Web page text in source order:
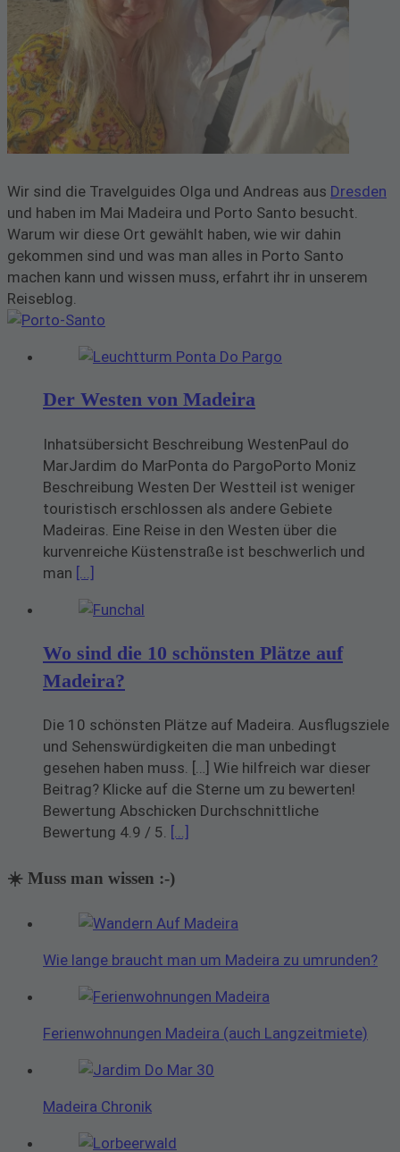
Wir sind die Travelguides Olga und Andreas aus Dresden
und haben im Mai Madeira und Porto Santo besucht.
Warum wir diese Ort gewählt haben, wie wir dahin
gekommen sind und was man alles in Porto Santo
machen kann und wissen muss, erfahrt ihr in unserem
Reiseblog.
Der Westen von Madeira
Inhatsübersicht Beschreibung WestenPaul do
MarJardim do MarPonta do PargoPorto Moniz
Beschreibung Westen Der Westteil ist weniger
touristisch erschlossen als andere Gebiete
Madeiras. Eine Reise in den Westen über die
kurvenreiche Küstenstraße ist beschwerlich und
man [...]
Wo sind die 10 schönsten Plätze auf
Madeira?
Die 10 schönsten Plätze auf Madeira. Ausflugsziele
und Sehenswürdigkeiten die man unbedingt
gesehen haben muss. […] Wie hilfreich war dieser
Beitrag? Klicke auf die Sterne um zu bewerten!
Bewertung Abschicken Durchschnittliche
Bewertung 4.9 / 5. [...]
☀️ Muss man wissen :-)
Wie lange braucht man um Madeira zu umrunden?
Ferienwohnungen Madeira (auch Langzeitmiete)
Madeira Chronik